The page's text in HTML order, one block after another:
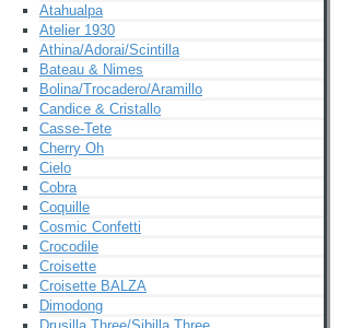
Atahualpa
Atelier 1930
Athina/Adorai/Scintilla
Bateau & Nimes
Bolina/Trocadero/Aramillo
Candice & Cristallo
Casse-Tete
Cherry Oh
Cielo
Cobra
Coquille
Cosmic Confetti
Crocodile
Croisette
Croisette BALZA
Dimodong